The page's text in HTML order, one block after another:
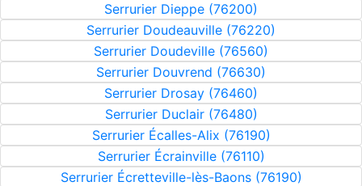
Serrurier Dieppe (76200)
Serrurier Doudeauville (76220)
Serrurier Doudeville (76560)
Serrurier Douvrend (76630)
Serrurier Drosay (76460)
Serrurier Duclair (76480)
Serrurier Écalles-Alix (76190)
Serrurier Écrainville (76110)
Serrurier Écretteville-lès-Baons (76190)